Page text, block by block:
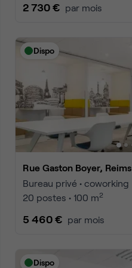
2 730 € par mois
Dispo
Rue Gaston Boyer, Reims
Bureau privé • coworking
20 postes • 100 m2
5 460 € par mois
Dispo